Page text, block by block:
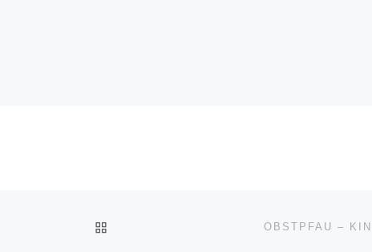
ZURÜCK ZUR BEITRAGSLISTE
OBSTPFAU –